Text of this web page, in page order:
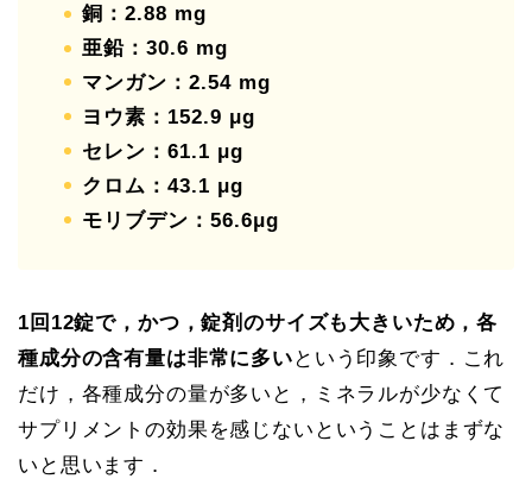
銅：2.88 mg
亜鉛：30.6 mg
マンガン：2.54 mg
ヨウ素：152.9 μg
セレン：61.1 μg
クロム：43.1 μg
モリブデン：56.6μg
1回12錠で，かつ，錠剤のサイズも大きいため，各
種成分の含有量は非常に多い という印象です．これ
だけ，各種成分の量が多いと，ミネラルが少なくて
サプリメントの効果を感じないということはまずな
いと思います．